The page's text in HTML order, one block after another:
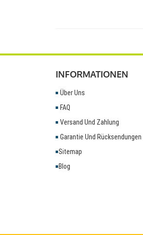
INFORMATIONEN
Über Uns
FAQ
Versand Und Zahlung
Garantie Und Rücksendungen
Sitemap
Blog